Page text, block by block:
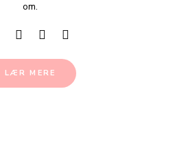
om.
LÆR MERE